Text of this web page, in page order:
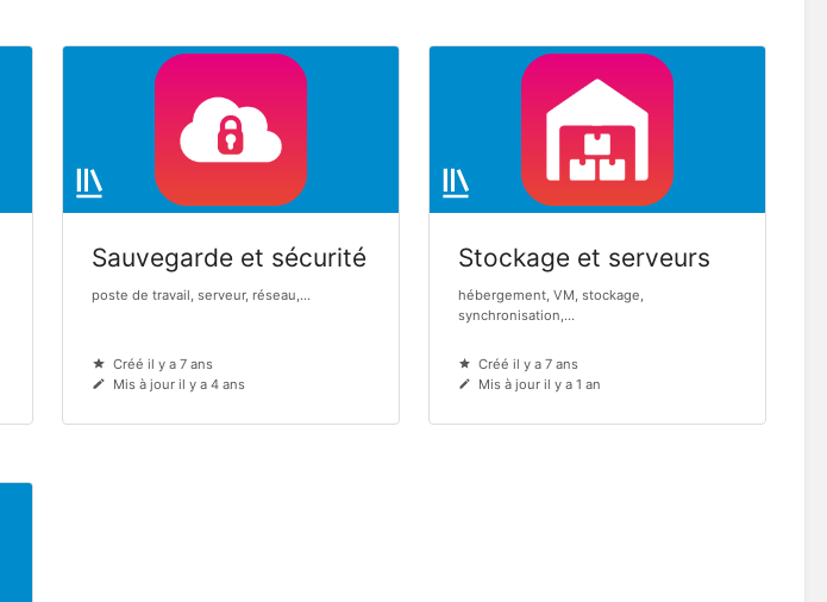
Sauvegarde et sécurité
poste de travail, serveur, réseau,...
Créé il y a 7 ans
Mis à jour il y a 4 ans
Stockage et serveurs
hébergement, VM, stockage,
synchronisation,...
Créé il y a 7 ans
Mis à jour il y a 1 an